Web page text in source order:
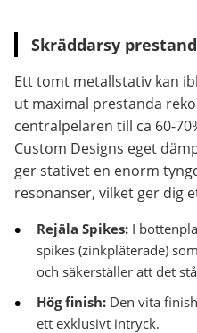
Skräddarsy
Ett tomt metallstativ kan
ut maximal prestanda
centralpelaren till ca 60-
Custom Designs eget
ger stativet en enorm
resonanser, vilket ger dig
Rejäla Spikes: I
spikes (zinkpläterade)
och säkerställer att det
Hög finish: Den vita
ett exklusivt intryck.